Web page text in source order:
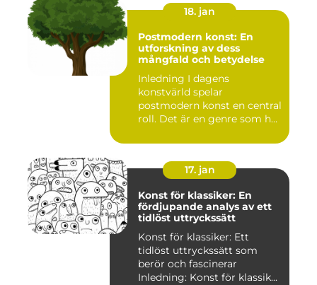
18. jan
Postmodern konst: En
utforskning av dess
mångfald och betydelse
Inledning I dagens
konstvärld spelar
postmodern konst en central
roll. Det är en genre som har
17. jan
Konst för klassiker: En
fördjupande analys av ett
tidlöst uttryckssätt
Konst för klassiker: Ett
tidlöst uttryckssätt som
berör och fascinerar
Inledning: Konst för klassik...